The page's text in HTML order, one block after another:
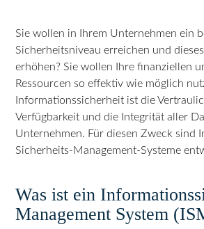
Sie wollen in Ihrem Unternehmen ein
Sicherheitsniveau erreichen und
erhöhen? Sie wollen Ihre finanziellen
Ressourcen so effektiv wie möglich
Informationssicherheit ist die
Verfügbarkeit und die Integrität aller
Unternehmen. Für diesen Zweck sind
Sicherheits-Management-Systeme
Was ist ein
Management System